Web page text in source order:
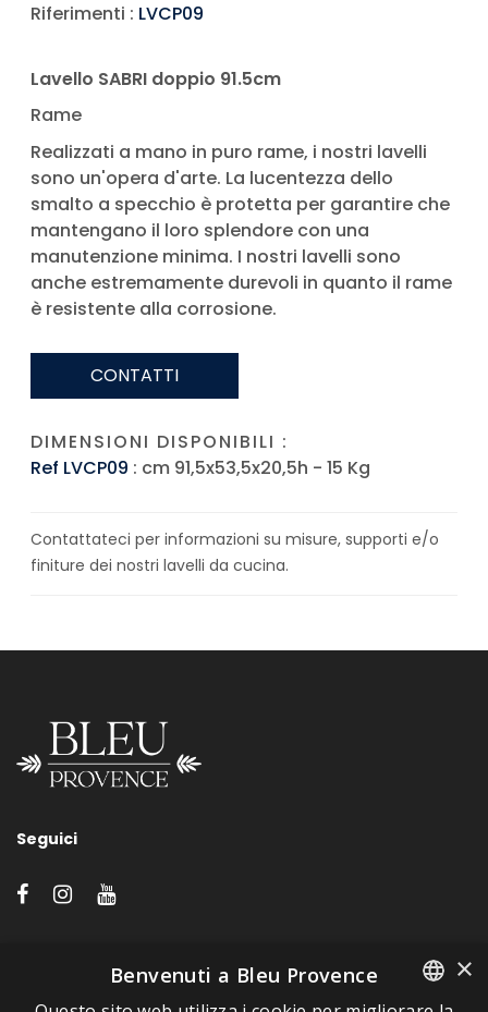
Riferimenti : LVCP09
Lavello SABRI doppio 91.5cm
Rame
Realizzati a mano in puro rame, i nostri lavelli
sono un'opera d'arte. La lucentezza dello
smalto a specchio è protetta per garantire che
mantengano il loro splendore con una
manutenzione minima. I nostri lavelli sono
anche estremamente durevoli in quanto il rame
è resistente alla corrosione.
CONTATTI
DIMENSIONI DISPONIBILI :
Ref LVCP09 : cm 91,5x53,5x20,5h - 15 Kg
Contattateci per informazioni su misure, supporti e/o
finiture dei nostri lavelli da cucina.
Seguici
×
Benvenuti a Bleu Provence